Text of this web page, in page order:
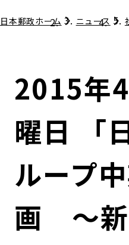
グループ情報
コンプライアンス
ガバナンス
コンダクト向上の取組み
ローカル共創イニシア
株主・投資家
個人投資家のみなさまへ
株式情報
財務情報・IR資料
IRニュース
ニューストッ
サステナビリ
担当役員メッセージ
サステナビリティマネジメント
持続可能な金融のフレームワ
環境
採用情報トッ
日本郵政ホーム ニュース
2015年
曜日 「
ループ
画 ～新